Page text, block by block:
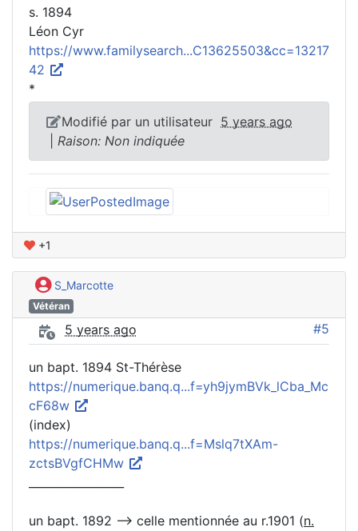
s. 1894
Léon Cyr
https://www.familysearch...C13625503&cc=13217
42
*
Modifié par un utilisateur 5 years ago
Raison: Non indiquée
+1
S_Marcotte
Vétéran
5 years ago #5
un bapt. 1894 St-Thérèse
https://numerique.banq.q...f=yh9jymBVk_lCba_Mc
cF68w
(index)
https://numerique.banq.q...f=Mslq7tXAm-
zctsBVgfCHMw
un bapt. 1892 --> celle mentionnée au r.1901 (n.